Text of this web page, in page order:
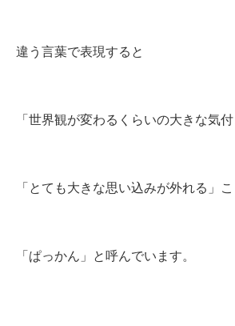
違う言葉で表現すると
「世界観が変わるくらいの大きな気
「とても大きな思い込みが外れる」
「ぱっかん」と呼んでいます。